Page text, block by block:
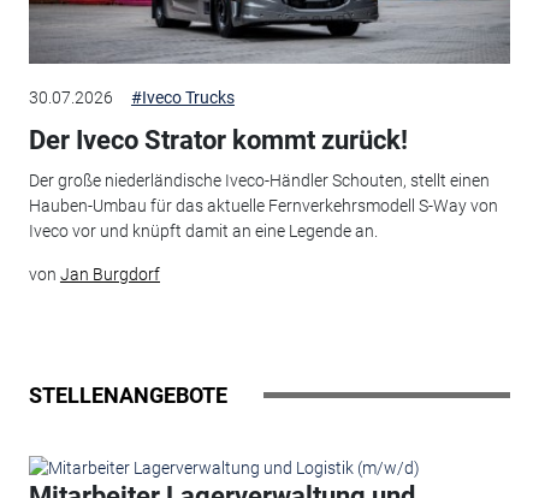
30.07.2026 #Iveco Trucks
Der Iveco Strator kommt zurück!
Der große niederländische Iveco-Händler Schouten, stellt einen
Hauben-Umbau für das aktuelle Fernverkehrsmodell S-Way von
Iveco vor und knüpft damit an eine Legende an.
von Jan Burgdorf
STELLENANGEBOTE